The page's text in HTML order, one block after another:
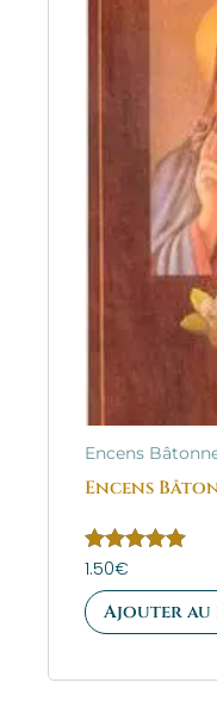
Encens
Encens
Note
5.00
sur 5
1.50€
Ajouter au